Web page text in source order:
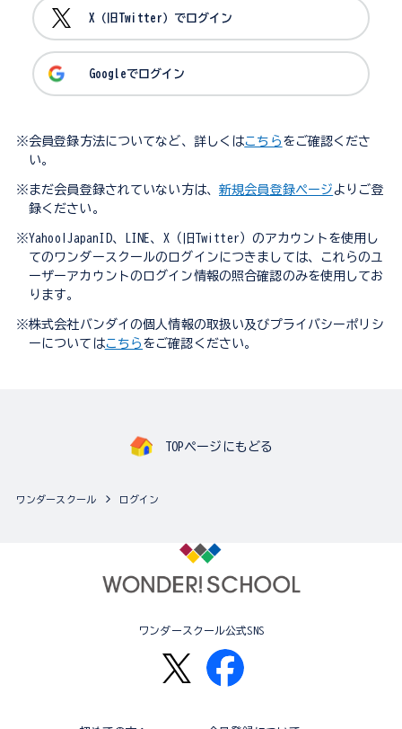
X（旧Twitter）でログイン
Googleでログイン
※会員登録方法についてなど、詳しくはこちら をご確認くださ
い。
※まだ会員登録されていない方は、 新規会員登録ページ よりご登
録ください。
※Yahoo!JapanID、LINE、X（旧Twitter）のアカウントを使用し
てのワンダースクールのログインにつきましては、これらのユ
ーザーアカウントのログイン情報の照合確認のみを使用してお
ります。
※株式会社バンダイの個人情報の取扱い及びプライバシーポリシ
ーについてはこちら をご確認ください。
TOPページにもどる
ワンダースクール ログイン
ワンダースクール公式SNS